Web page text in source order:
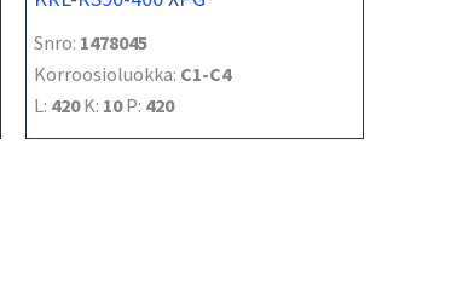
Snro: 1478045
Korroosioluokka: C1-C4
L: 420K: 10P: 420